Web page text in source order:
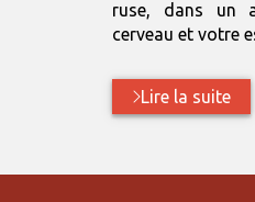
ruse, dans un
cerveau et votre
Lire la suite